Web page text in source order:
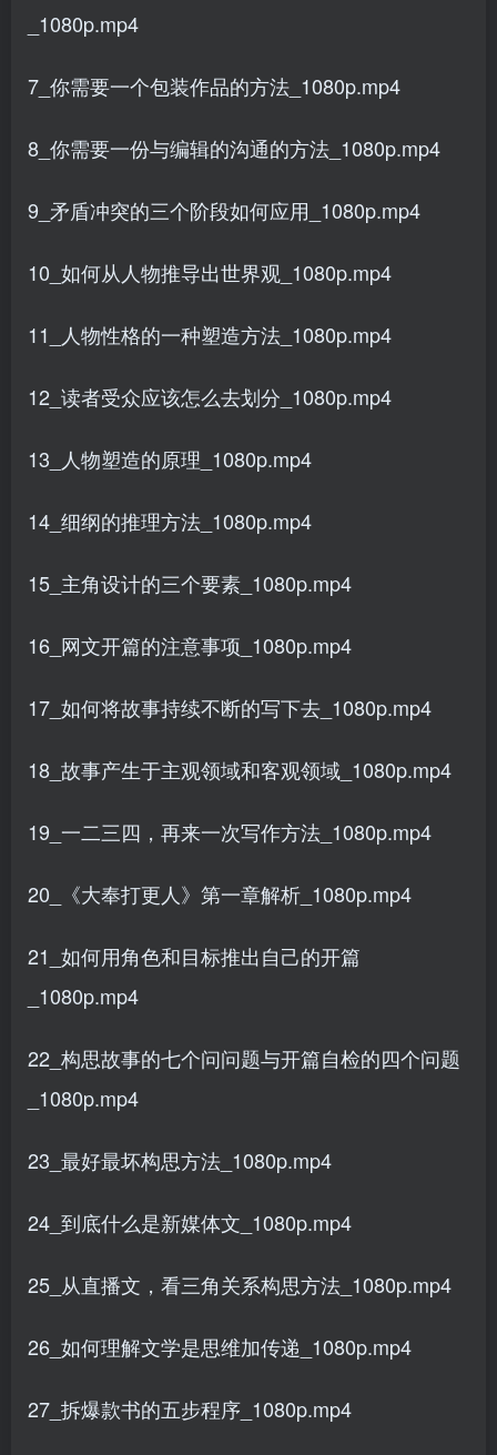
_1080p.mp4
7_你需要一个包装作品的方法_1080p.mp4
8_你需要一份与编辑的沟通的方法_1080p.mp4
9_矛盾冲突的三个阶段如何应用_1080p.mp4
10_如何从人物推导出世界观_1080p.mp4
11_人物性格的一种塑造方法_1080p.mp4
12_读者受众应该怎么去划分_1080p.mp4
13_人物塑造的原理_1080p.mp4
14_细纲的推理方法_1080p.mp4
15_主角设计的三个要素_1080p.mp4
16_网文开篇的注意事项_1080p.mp4
17_如何将故事持续不断的写下去_1080p.mp4
18_故事产生于主观领域和客观领域_1080p.mp4
19_一二三四，再来一次写作方法_1080p.mp4
20_《大奉打更人》第一章解析_1080p.mp4
21_如何用角色和目标推出自己的开篇
_1080p.mp4
22_构思故事的七个问问题与开篇自检的四个问题
_1080p.mp4
23_最好最坏构思方法_1080p.mp4
24_到底什么是新媒体文_1080p.mp4
25_从直播文，看三角关系构思方法_1080p.mp4
26_如何理解文学是思维加传递_1080p.mp4
27_拆爆款书的五步程序_1080p.mp4